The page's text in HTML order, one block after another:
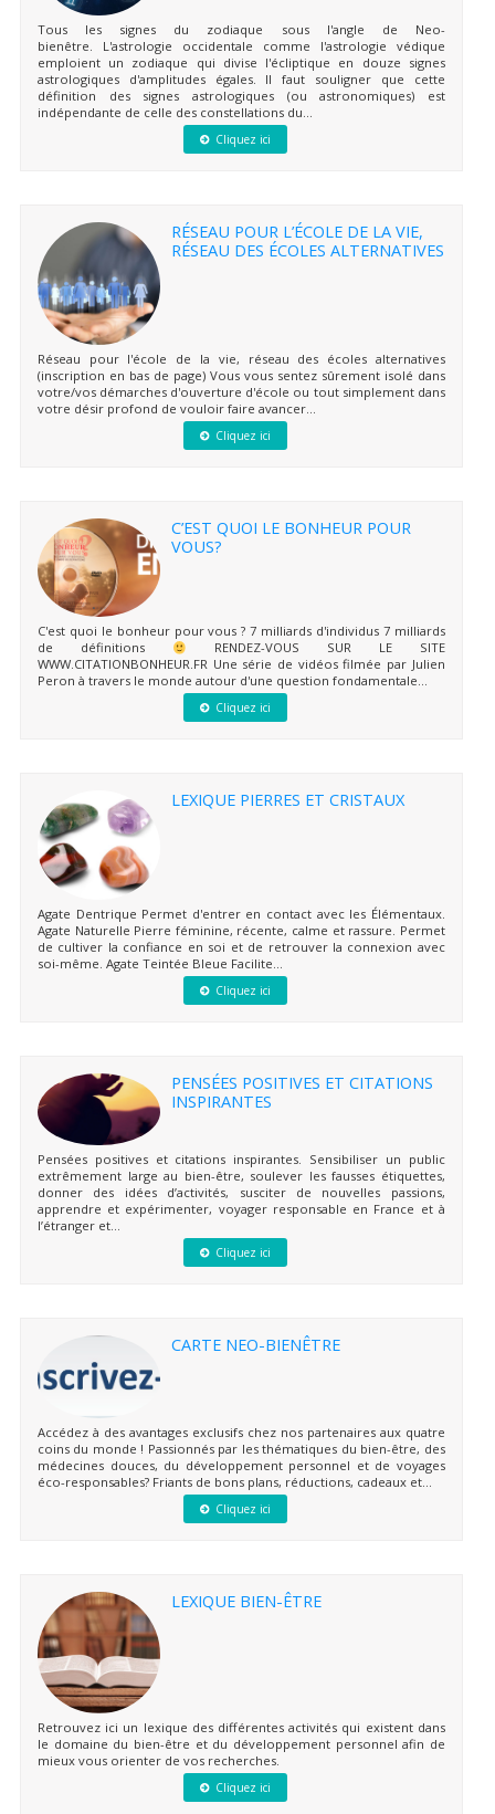
Tous les signes du zodiaque sous l'angle de Neo-
bienêtre. L'astrologie occidentale comme l'astrologie védique
emploient un zodiaque qui divise l'écliptique en douze signes
astrologiques d'amplitudes égales. Il faut souligner que cette
définition des signes astrologiques (ou astronomiques) est
indépendante de celle des constellations du...
Cliquez ici
RÉSEAU POUR L’ÉCOLE DE LA VIE,
RÉSEAU DES ÉCOLES ALTERNATIVES
Réseau pour l'école de la vie, réseau des écoles alternatives
(inscription en bas de page) Vous vous sentez sûrement isolé dans
votre/vos démarches d'ouverture d'école ou tout simplement dans
votre désir profond de vouloir faire avancer...
Cliquez ici
C’EST QUOI LE BONHEUR POUR
VOUS?
C'est quoi le bonheur pour vous ? 7 milliards d'individus 7 milliards
de définitions
RENDEZ-VOUS SUR LE SITE
WWW.CITATIONBONHEUR.FR Une série de vidéos filmée par Julien
Peron à travers le monde autour d'une question fondamentale...
Cliquez ici
LEXIQUE PIERRES ET CRISTAUX
Agate Dentrique Permet d'entrer en contact avec les Élémentaux.
Agate Naturelle Pierre féminine, récente, calme et rassure. Permet
de cultiver la confiance en soi et de retrouver la connexion avec
soi-même. Agate Teintée Bleue Facilite...
Cliquez ici
PENSÉES POSITIVES ET CITATIONS
INSPIRANTES
Pensées positives et citations inspirantes. Sensibiliser un public
extrêmement large au bien-être, soulever les fausses étiquettes,
donner des idées d’activités, susciter de nouvelles passions,
apprendre et expérimenter, voyager responsable en France et à
l’étranger et...
Cliquez ici
CARTE NEO-BIENÊTRE
Accédez à des avantages exclusifs chez nos partenaires aux quatre
coins du monde ! Passionnés par les thématiques du bien-être, des
médecines douces, du développement personnel et de voyages
éco-responsables? Friants de bons plans, réductions, cadeaux et...
Cliquez ici
LEXIQUE BIEN-ÊTRE
Retrouvez ici un lexique des différentes activités qui existent dans
le domaine du bien-être et du développement personnel afin de
mieux vous orienter de vos recherches.
Cliquez ici